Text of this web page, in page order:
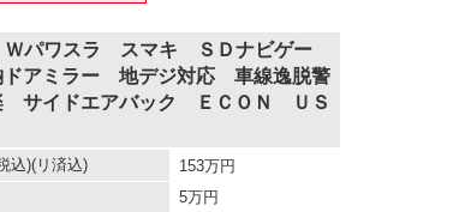
Ｗパワスラ スマキ ＳＤナビゲー
アミラー 地デジ対応 車線逸脱警
サイドエアバック ＥＣＯＮ ＵＳ
込)(リ済込) 153万円
5万円